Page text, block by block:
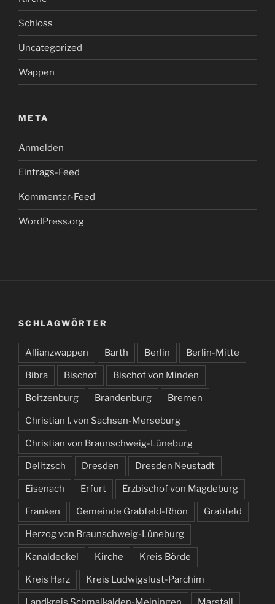
Schloss
Uncategorized
Wappen
META
Anmelden
Eintrags-Feed
Kommentar-Feed
WordPress.org
SCHLAGWÖRTER
Allianzwappen Barth Berlin Berlin-Mitte
Bibra Bischof Bischof von Minden
Boitzenburg Brandenburg Bremen
Christian I. von Sachsen-Merseburg
Christian von Braunschweig-Lüneburg
Delitzsch Dresden Dresden Neustadt
Eisenach Erfurt Erzbischof von Magdeburg
Franken Gemeinde Grabfeld-Rhön Grabfeld
Herzog von Braunschweig-Lüneburg
Kanaldeckel Kirche Kreis Börde
Kreis Harz Kreis Ludwigslust-Parchim